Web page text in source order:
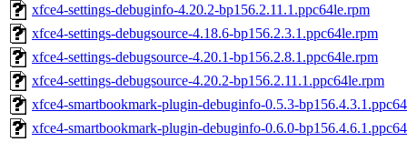
xfce4-settings-debuginfo-4.20.2-bp156.2.11.1.ppc64le.rpm
xfce4-settings-debugsource-4.18.6-bp156.2.3.1.ppc64le.rpm
xfce4-settings-debugsource-4.20.1-bp156.2.8.1.ppc64le.rpm
xfce4-settings-debugsource-4.20.2-bp156.2.11.1.ppc64le.rpm
xfce4-smartbookmark-plugin-debuginfo-0.5.3-
xfce4-smartbookmark-plugin-debuginfo-0.6.0-